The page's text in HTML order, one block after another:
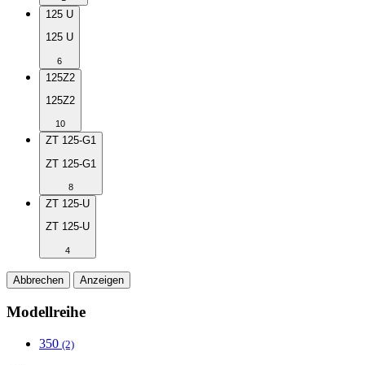
125 U
125 U
6
125Z2
125Z2
10
ZT 125-G1
ZT 125-G1
8
ZT 125-U
ZT 125-U
4
Abbrechen Anzeigen
Modellreihe
350 (2)